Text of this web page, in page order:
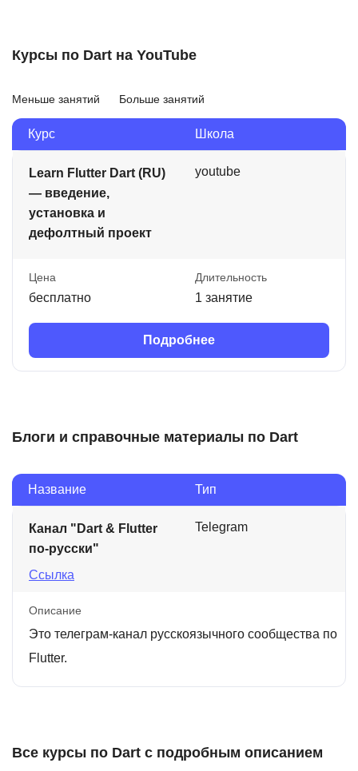
Курсы по Dart на YouTube
Меньше занятий Больше занятий
Курс Школа
Learn Flutter Dart (RU)
— введение,
установка и
дефолтный проект
youtube
Цена
бесплатно
Длительность
1 занятие
Подробнее
Блоги и справочные материалы по Dart
Название Тип
Канал "Dart & Flutter
по-русски"
Ссылка
Telegram
Описание
Это телеграм-канал русскоязычного сообщества по
Flutter.
Все курсы по Dart с подробным описанием